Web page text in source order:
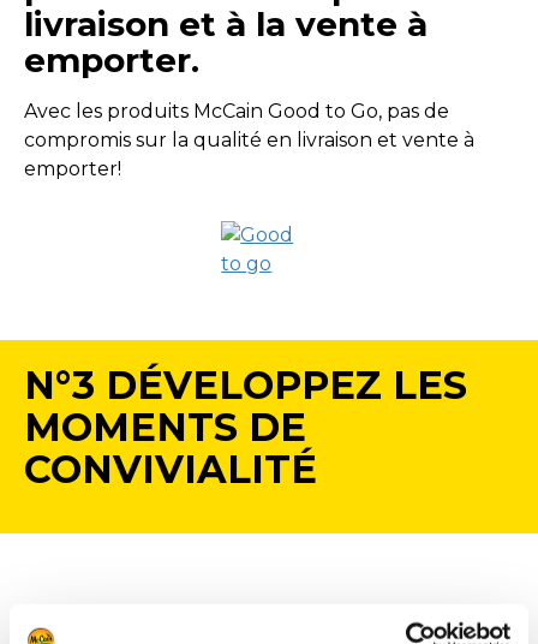
livraison et à la vente à
emporter.
Avec les produits McCain Good to Go, pas de
compromis sur la qualité en livraison et vente à
emporter!
N°3 DÉVELOPPEZ LES
MOMENTS DE
CONVIVIALITÉ